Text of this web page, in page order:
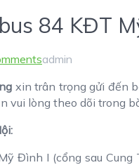
84 KĐT
admin
xin trân trọng gửi đến
vui lòng theo dõi trong
Đình I (cổng sau